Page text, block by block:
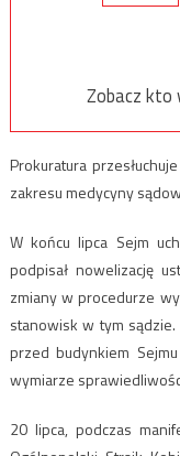
Zobacz kto
Prokuratura
zakresu medycyny
W końcu lipca Sejm
podpisał nowelizację
zmiany w procedurze
stanowisk w tym
przed budynkiem
wymiarze
20 lipca, podczas